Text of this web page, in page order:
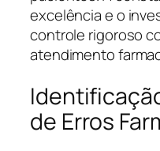
excelência e o
controle rigoroso
atendimento
de Erros